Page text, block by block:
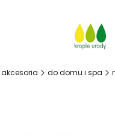
akcesoria do domu i spa